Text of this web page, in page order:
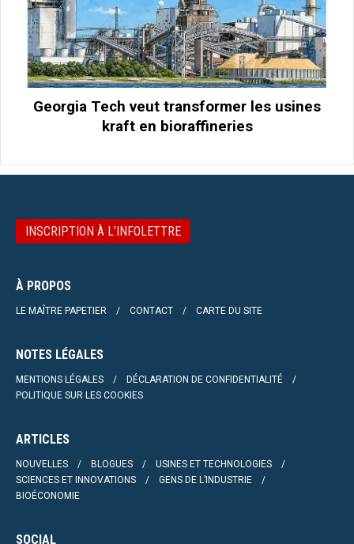
Georgia Tech veut transformer les usines
kraft en bioraffineries
INSCRIPTION À L’INFOLETTRE
À PROPOS
LE MAÎTRE PAPETIER CONTACT CARTE DU SITE
NOTES LÉGALES
MENTIONS LÉGALES
DÉCLARATION DE CONFIDENTIALITÉ
POLITIQUE SUR LES COOKIES
ARTICLES
NOUVELLES BLOGUES
USINES ET TECHNOLOGIES
SCIENCES ET INNOVATIONS
GENS DE L’INDUSTRIE
BIOÉCONOMIE
SOCIAL